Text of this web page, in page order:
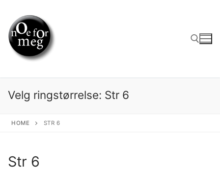
content
Velg ringstørrelse: Str 6
HOME STR 6
Str 6